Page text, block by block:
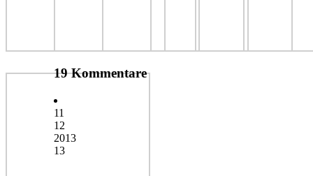
19 Kommentare
11
12
2013
13